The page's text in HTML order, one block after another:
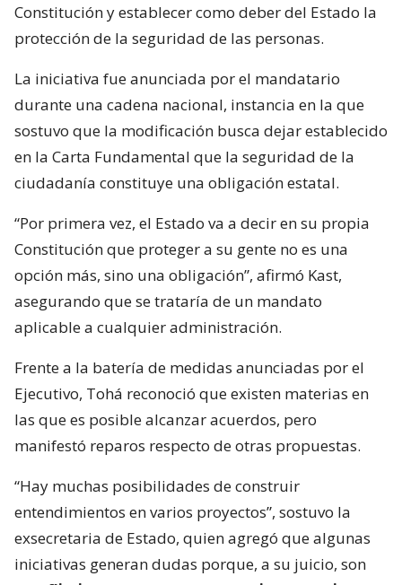
Constitución y establecer como deber del Estado la
protección de la seguridad de las personas.
La iniciativa fue anunciada por el mandatario
durante una cadena nacional, instancia en la que
sostuvo que la modificación busca dejar establecido
en la Carta Fundamental que la seguridad de la
ciudadanía constituye una obligación estatal.
“Por primera vez, el Estado va a decir en su propia
Constitución que proteger a su gente no es una
opción más, sino una obligación”, afirmó Kast,
asegurando que se trataría de un mandato
aplicable a cualquier administración.
Frente a la batería de medidas anunciadas por el
Ejecutivo, Tohá reconoció que existen materias en
las que es posible alcanzar acuerdos, pero
manifestó reparos respecto de otras propuestas.
“Hay muchas posibilidades de construir
entendimientos en varios proyectos”, sostuvo la
exsecretaria de Estado, quien agregó que algunas
iniciativas generan dudas porque, a su juicio, son